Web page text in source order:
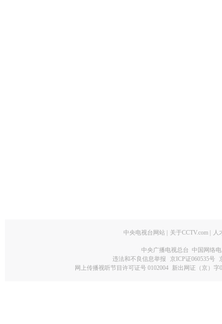
中央电视台网站 关于CCTV.com 人
中央广播电视总台 中国网络
违法和不良信息举报
京ICP证060535号
网上传播视听节目许可证号 0102004 新出网证（京）